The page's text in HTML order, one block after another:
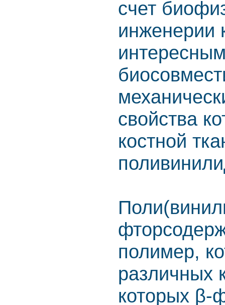
счет
инженерии
свойства
костной
полимер,
различных
которых β-